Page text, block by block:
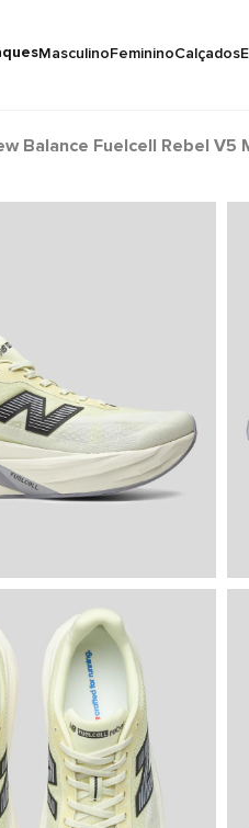
MasculinoFemininoCalçados
Balance Fuelcell Rebel V5